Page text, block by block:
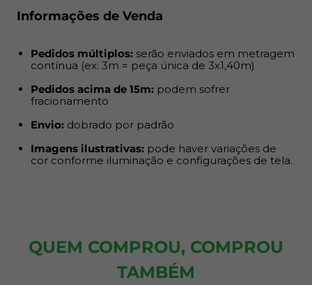
Imagens ilustrativas:pode haver variações de cor
Informações de Venda
Pedidos múltiplos: serão enviados em metragem
contínua (ex: 3m = peça única de 3x1,40m)
Pedidos acima de 15m: podem sofrer
fracionamento
Envio: dobrado por padrão
Imagens ilustrativas: pode haver variações de
cor conforme iluminação e configurações de tela.
QUEM COMPROU, COMPROU
TAMBÉM